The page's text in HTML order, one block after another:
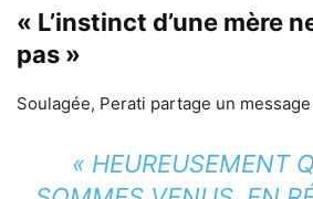
« L’instinct d’une mère
pas »
Soulagée, Perati partage un
« HEUREUSEMENT